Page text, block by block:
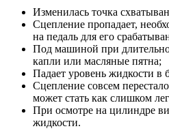
Изменилась точка
Сцепление пропадает,
на педаль для его
Под машиной при
капли или масляные пятна;
Падает уровень жидкости в
Сцепление совсем
может стать как слишком
При осмотре на цилиндре
жидкости.